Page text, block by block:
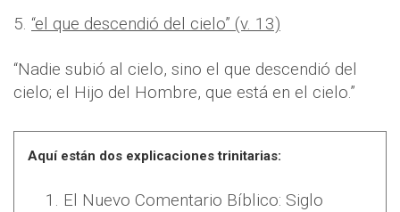
5. “el que descendió del cielo” (v. 13)
“Nadie subió al cielo, sino el que descendió del
cielo; el Hijo del Hombre, que está en el cielo.”
Aquí están dos explicaciones trinitarias:
El Nuevo Comentario Bíblico: Siglo